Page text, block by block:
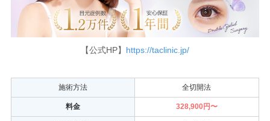
【公式HP】 https://taclinic.jp/
施術方法 全切開法
料金 328,900円〜